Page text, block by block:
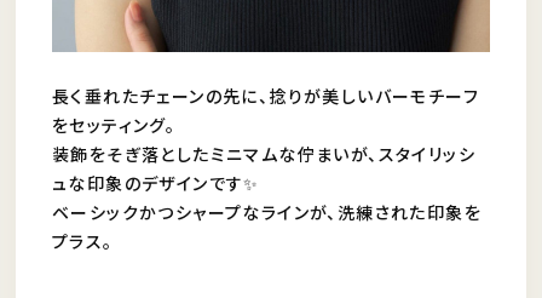
長く垂れたチェーンの先に、捻りが美しいバーモチーフ
をセッティング。
装飾をそぎ落としたミニマムな佇まいが、スタイリッシ
ュな印象のデザインです✨
ベーシックかつシャープなラインが、洗練された印象を
プラス。